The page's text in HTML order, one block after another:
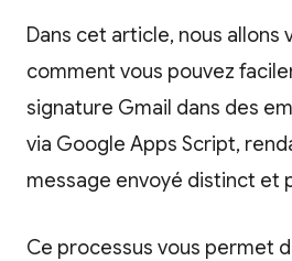
Dans cet article, nous allons
comment vous pouvez
signature Gmail dans des
via Google Apps Script,
message envoyé distinct et
Ce processus vous permet